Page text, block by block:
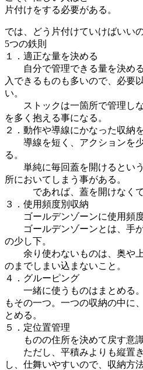
片付けをする必要がある。
では、どう片付けていけばいいの
5つの鉄則
１．適正な量を決める
自分で管理できる量を決める
入できるものも多いので、必要
い。
ストックは一箇所で管理しな
を多く抱える事になる。
２．動作や導線にかなった収納
導線を短く、アクションを少
る。
単純に毎回蓋を開けるという
所においてしまう事がある。
であれば、蓋を開けなくて
３．使用頻度別収納
ゴールデンゾーンに使用頻度
ゴールデンゾーンとは、手が
の少し下。
余り使わないものは、奥や上
のまでしまい込まないこと。
４．グルーピング
一緒に使うものはまとめる。
もその一つ。一つの収納の中に
とめる。
５．定位置管理
ものの住所を決めて戻す意識
ただし、平積みよりも縦置き
し、仕舞いやすいので、収納方